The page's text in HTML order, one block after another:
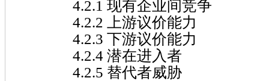
4.2.1 现有企业间竞争
4.2.2 上游议价能力
4.2.3 下游议价能力
4.2.4 潜在进入者
4.2.5 替代者威胁